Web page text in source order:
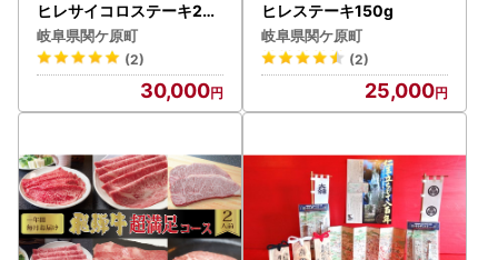
ヒレサイコロステーキ20
0g
岐阜県関ケ原町
(2)
30,000
ヒレステーキ150g
岐阜県関ケ原町
(2)
25,000